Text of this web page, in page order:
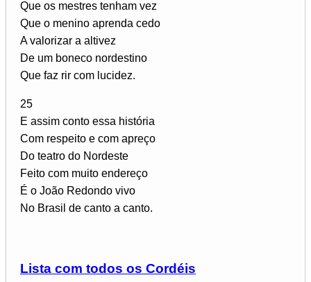
Que os mestres tenham vez
Que o menino aprenda cedo
A valorizar a altivez
De um boneco nordestino
Que faz rir com lucidez.
25
E assim conto essa história
Com respeito e com apreço
Do teatro do Nordeste
Feito com muito endereço
É o João Redondo vivo
No Brasil de canto a canto.
Lista com todos os Cordéis